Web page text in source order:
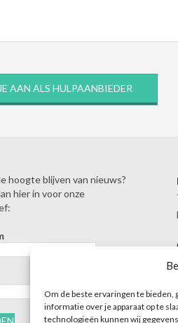
Om de beste ervaringen te
informatie over je apparaat op te
technologieën kunnen wij
AAN ALS HULPAANBIEDER
hoogte blijven van nieuws?
hier in voor onze